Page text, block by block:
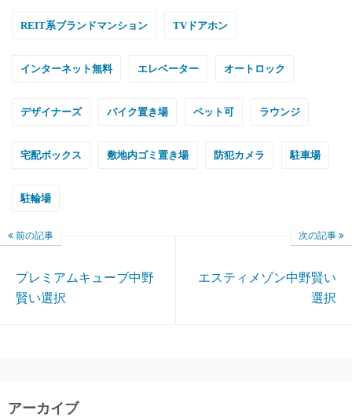
REIT系ブランドマンション TVドアホン
インターネット無料 エレベーター オートロック
デザイナーズ バイク置き場 ペット可 ラウンジ
宅配ボックス 敷地内ゴミ置き場 防犯カメラ 駐車場
駐輪場
前の記事
プレミアムキューブ中野
賢い選択
次の記事
エスティメゾン中野賢い
選択
アーカイブ